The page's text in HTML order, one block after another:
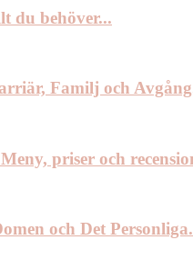
du behöver...
Familj och
priser och
och Det